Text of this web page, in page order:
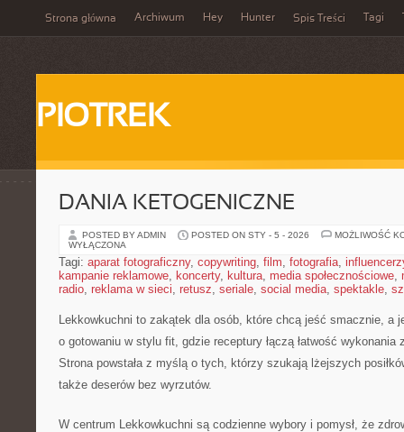
Strona główna Archiwum Hey Hunter Spis Treści Tagi
PIOTREK
DANIA KETOGENICZNE
POSTED BY ADMIN POSTED ON STY - 5 - 2026
MOŻLIWOŚĆ
WYŁĄCZONA
Tagi: aparat fotograficzny, copywriting, film, fotografia,
kampanie reklamowe, koncerty, kultura, media społecznościowe,
radio, reklama w sieci, retusz, seriale, social media, spektakle,
Lekkowkuchni to zakątek dla osób, które chcą jeść smacznie, a
o gotowaniu w stylu fit, gdzie receptury łączą łatwość
Strona powstała z myślą o tych, którzy szukają lżejszych
także deserów bez wyrzutów.
W centrum Lekkowkuchni są codzienne wybory i pomysł, że